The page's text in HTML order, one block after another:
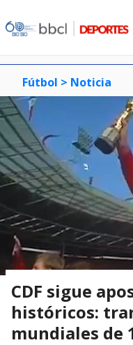
Fútbol > Noticia
CDF sigue
históricos:
mundiales de